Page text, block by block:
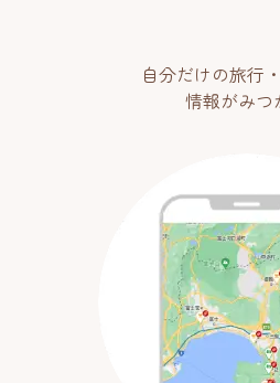
自分だけの旅行
情報がみつ